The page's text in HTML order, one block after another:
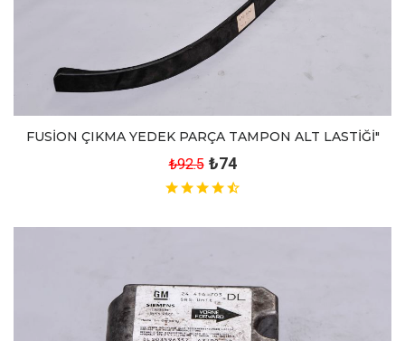
FUSİON ÇIKMA YEDEK PARÇA TAMPON ALT LASTİĞİ"
₺92.5 ₺74